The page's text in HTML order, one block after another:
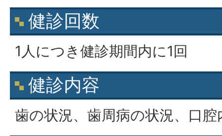
健診回数
1人につき健診期間内に1回
健診内容
歯の状況、歯周病の状況、口腔